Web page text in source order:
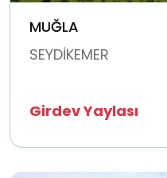
MUĞLA
SEYDİKEMER
Girdev Yaylası